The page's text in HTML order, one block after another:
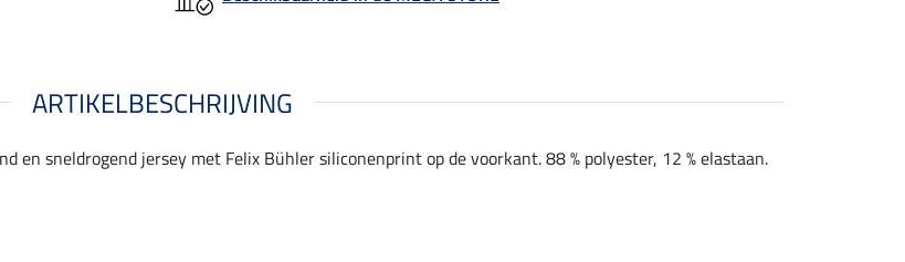
ARTIKELBESCHRIJVING
sneldrogend jersey met Felix Bühler siliconenprint op de voorkant. 88 % polyester, 12 % elastaan.